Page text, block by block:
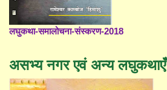
लघुकथा-समालोचना-संस्करण-2018
असभ्य नगर एवं अन्य लघुकथाएँ